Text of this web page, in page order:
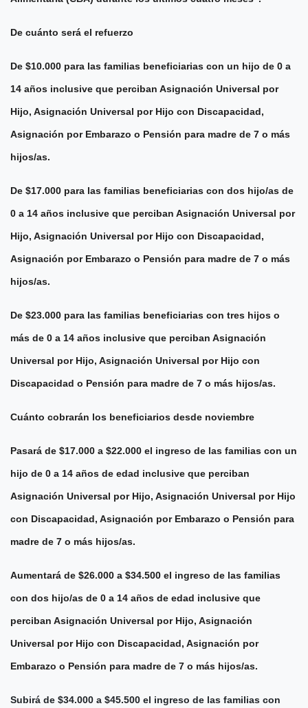
De cuánto será el refuerzo
De $10.000 para las familias beneficiarias con un hijo de 0 a
14 años inclusive que perciban Asignación Universal por
Hijo, Asignación Universal por Hijo con Discapacidad,
Asignación por Embarazo o Pensión para madre de 7 o más
hijos/as.
De $17.000 para las familias beneficiarias con dos hijo/as de
0 a 14 años inclusive que perciban Asignación Universal por
Hijo, Asignación Universal por Hijo con Discapacidad,
Asignación por Embarazo o Pensión para madre de 7 o más
hijos/as.
De $23.000 para las familias beneficiarias con tres hijos o
más de 0 a 14 años inclusive que perciban Asignación
Universal por Hijo, Asignación Universal por Hijo con
Discapacidad o Pensión para madre de 7 o más hijos/as.
Cuánto cobrarán los beneficiarios desde noviembre
Pasará de $17.000 a $22.000 el ingreso de las familias con un
hijo de 0 a 14 años de edad inclusive que perciban
Asignación Universal por Hijo, Asignación Universal por Hijo
con Discapacidad, Asignación por Embarazo o Pensión para
madre de 7 o más hijos/as.
Aumentará de $26.000 a $34.500 el ingreso de las familias
con dos hijo/as de 0 a 14 años de edad inclusive que
perciban Asignación Universal por Hijo, Asignación
Universal por Hijo con Discapacidad, Asignación por
Embarazo o Pensión para madre de 7 o más hijos/as.
Subirá de $34.000 a $45.500 el ingreso de las familias con